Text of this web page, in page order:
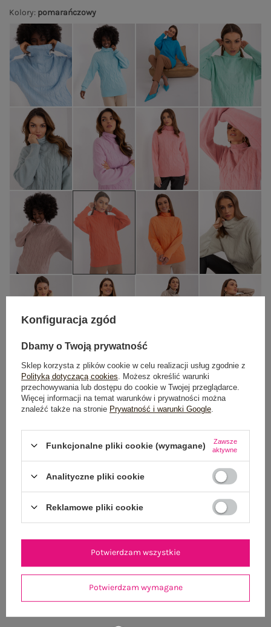
Kolory: pomarańczowy
One size
DODAJ DO KOSZYKA
Do darmowej dostawy brakuje 200,00 zł
Wysyłkajutro
100 dni na zwrot
Konfiguracja zgód
Dbamy o Twoją prywatność
Sklep korzysta z plików cookie w celu realizacji usług zgodnie z
Polityką dotyczącą cookies . Możesz określić warunki
przechowywania lub dostępu do cookie w Twojej przeglądarce.
Więcej informacji na temat warunków i prywatności można
znaleźć także na stronie Prywatność i warunki Google
Funkcjonalne pliki cookie (wymagane)
Zawsze
aktywne
Analityczne pliki cookie
Reklamowe pliki cookie
Potwierdzam wymagane
Potwierdzam wszystkie